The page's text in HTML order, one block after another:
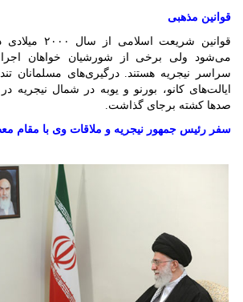
قوانین مذهبی
قوانین شریعت
می‌شود ولی برخی از شورشیان خواهان
سراسر نیجریه هستند. درگیری‌های مسلمانان
صدها کشته برجای گذاشت.
سفر رئیس جمهور نیجریه و ملاقات وی با مقام